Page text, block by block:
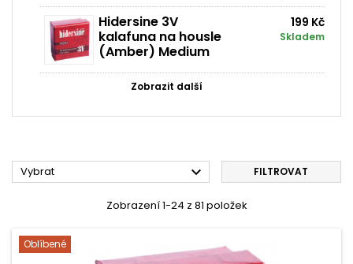
Hidersine 3V
kalafuna na housle
(Amber) Medium
199 Kč
Skladem
Zobrazit další
Vybrat  FILTROVAT
Zobrazení 1-24 z 81 položek
Oblíbené